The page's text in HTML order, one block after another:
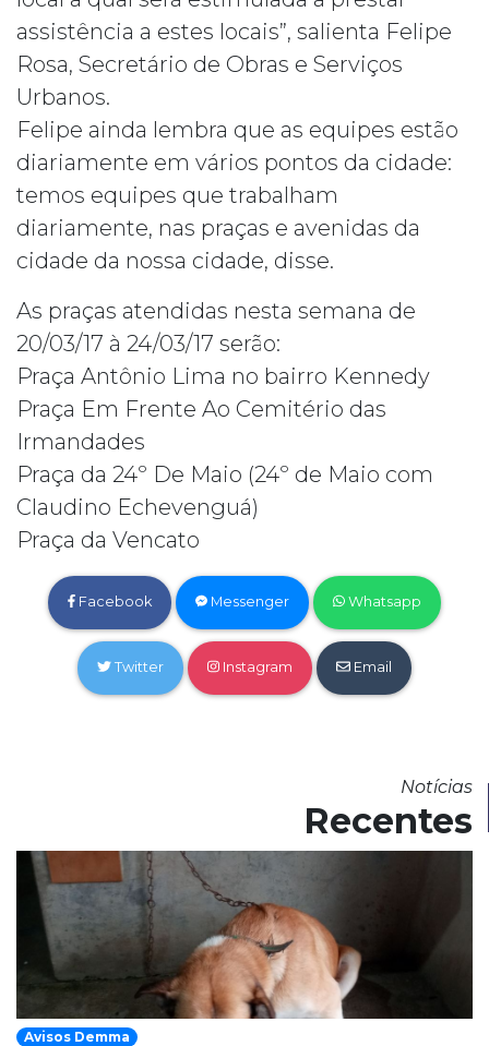
assistência a estes locais”, salienta Felipe
Rosa, Secretário de Obras e Serviços
Urbanos.
Felipe ainda lembra que as equipes estão
diariamente em vários pontos da cidade:
temos equipes que trabalham
diariamente, nas praças e avenidas da
cidade da nossa cidade, disse.
As praças atendidas nesta semana de
20/03/17 à 24/03/17 serão:
Praça Antônio Lima no bairro Kennedy
Praça Em Frente Ao Cemitério das
Irmandades
Praça da 24º De Maio (24º de Maio com
Claudino Echevenguá)
Praça da Vencato
Facebook Messenger Whatsapp
Twitter Instagram Email
Notícias
Recentes
Avisos Demma